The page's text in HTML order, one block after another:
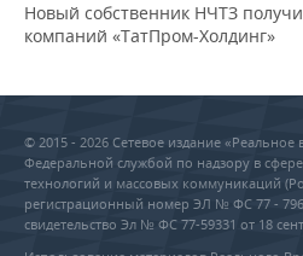
Новый собственник НЧТЗ
компаний «ТатПром-Холдинг»
© 2015 - 2026 Сетевое издание «Реальное
Федеральной службой по надзору в
технологий и массовых коммуникаций
регистрационный номер ЭЛ № ФС 77 -
свидетельство Эл № ФС 77-59331 от 18